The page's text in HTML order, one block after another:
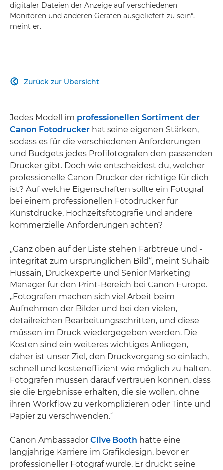
digitaler Dateien der Anzeige auf verschiedenen
Monitoren und anderen Geräten ausgeliefert zu sein“,
meint er.
Zurück zur Übersicht

Jedes Modell im professionellen Sortiment der
Canon Fotodrucker hat seine eigenen Stärken,
sodass es für die verschiedenen Anforderungen
und Budgets jedes Profifotografen den passenden
Drucker gibt. Doch wie entscheidest du, welcher
professionelle Canon Drucker der richtige für dich
ist? Auf welche Eigenschaften sollte ein Fotograf
bei einem professionellen Fotodrucker für
Kunstdrucke, Hochzeitsfotografie und andere
kommerzielle Anforderungen achten?
„Ganz oben auf der Liste stehen Farbtreue und -
integrität zum ursprünglichen Bild“, meint Suhaib
Hussain, Druckexperte und Senior Marketing
Manager für den Print-Bereich bei Canon Europe.
„Fotografen machen sich viel Arbeit beim
Aufnehmen der Bilder und bei den vielen,
detailreichen Bearbeitungsschritten, und diese
müssen im Druck wiedergegeben werden. Die
Kosten sind ein weiteres wichtiges Anliegen,
daher ist unser Ziel, den Druckvorgang so einfach,
schnell und kosteneffizient wie möglich zu halten.
Fotografen müssen darauf vertrauen können, dass
sie die Ergebnisse erhalten, die sie wollen, ohne
ihren Workflow zu verkomplizieren oder Tinte und
Papier zu verschwenden.“
Canon Ambassador Clive Booth hatte eine
langjährige Karriere im Grafikdesign, bevor er
professioneller Fotograf wurde. Er druckt seine